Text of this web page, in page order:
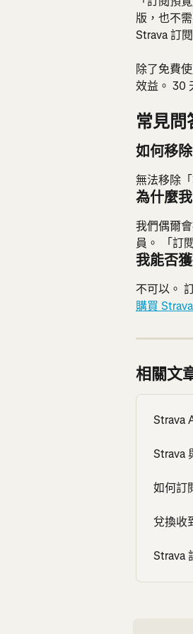
版，也不
Strava 訂
除了免費
效益。 30
常見問
如何移
無法移除
為什麼
我們偶爾
員。 「訂
我能否
不可以。
購買
相關文
Strava
Strava
如何訂
兌換收
Strava